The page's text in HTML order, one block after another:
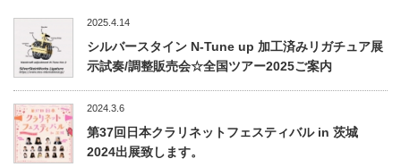
2025.4.14
シルバースタイン N-Tune up 加工済みリガチュア展
示試奏/調整販売会☆全国ツアー2025ご案内
2024.3.6
第37回日本クラリネットフェスティバル in 茨城
2024出展致します。